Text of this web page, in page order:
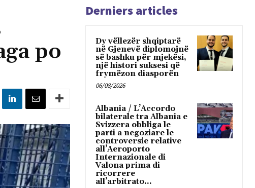
po
Derniers articles
Dy vëllezër shqiptarë
në Gjenevë diplomojnë
së bashku për mjekësi,
një histori suksesi që
frymëzon diasporën
06/08/2026
Albania / L’Accordo
bilaterale tra Albania e
Svizzera obbliga le
parti a negoziare le
controversie relative
all’Aeroporto
Internazionale di
Valona prima di
ricorrere
all’arbitrato...